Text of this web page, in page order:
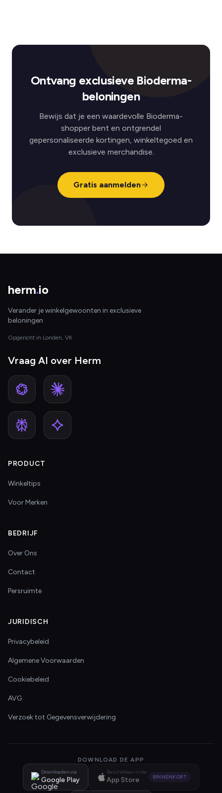
Ontvang exclusieve Bioderma-
beloningen
Bewijs dat je een waardevolle Bioderma-
shopper bent en ontgrendel
gepersonaliseerde kortingen, winkeltegoed en
exclusieve merchandise.
Gratis aanmelden
herm.io
Verander je winkelgewoonten in exclusieve
beloningen
Opgericht in Londen, VK
Vraag AI over Herm
PRODUCT
Winkeltips
Voor Merken
BEDRIJF
Over Ons
Contact
Persruimte
JURIDISCH
Privacybeleid
Algemene Voorwaarden
Cookiebeleid
AVG
Verzoek tot Gegevensverwijdering
DOWNLOAD DE APP
Downloaden via
Google Play
Beschikbaar in de
App Store BINNENKORT